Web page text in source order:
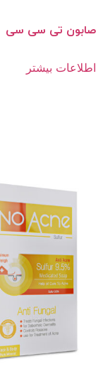
صابون تی سی سی
اطلاعات بیشتر